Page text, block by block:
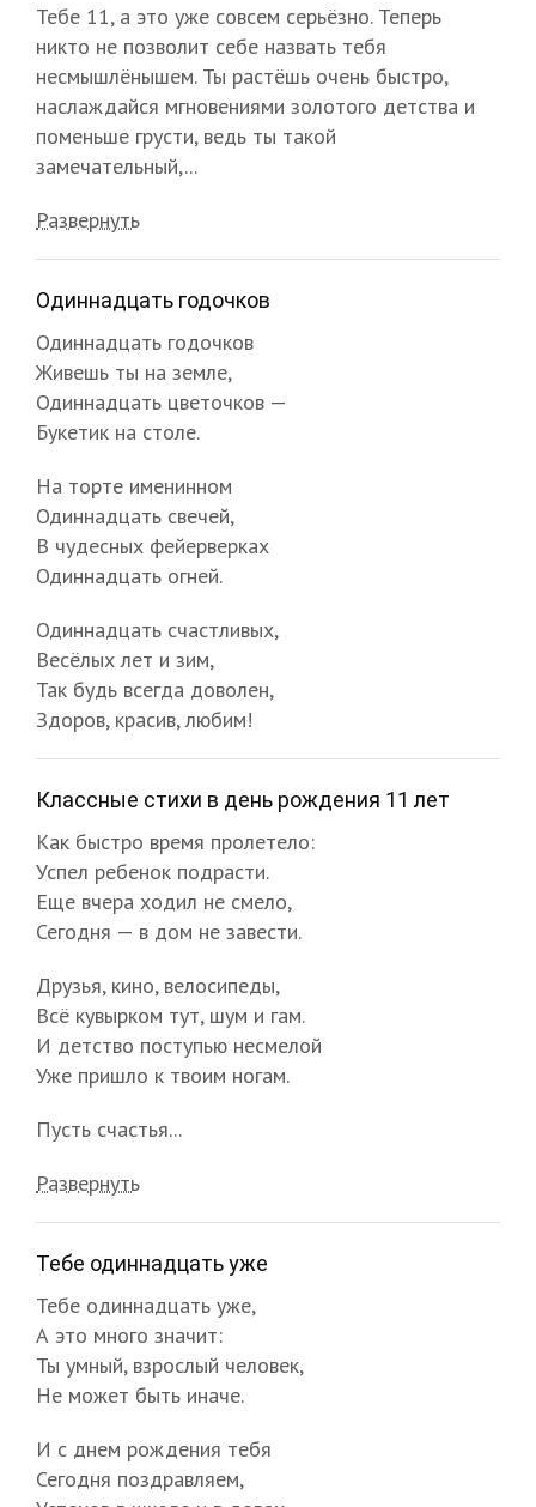
Тебе 11, а это уже совсем серьёзно. Теперь
никто не позволит себе назвать тебя
несмышлёнышем. Ты растёшь очень быстро,
наслаждайся мгновениями золотого детства и
поменьше грусти, ведь ты такой
замечательный,...
Развернуть
Одиннадцать годочков
Одиннадцать годочков
Живешь ты на земле,
Одиннадцать цветочков —
Букетик на столе.
На торте именинном
Одиннадцать свечей,
В чудесных фейерверках
Одиннадцать огней.
Одиннадцать счастливых,
Весёлых лет и зим,
Так будь всегда доволен,
Здоров, красив, любим!
Классные стихи в день рождения 11 лет
Как быстро время пролетело:
Успел ребенок подрасти.
Еще вчера ходил не смело,
Сегодня — в дом не завести.
Друзья, кино, велосипеды,
Всё кувырком тут, шум и гам.
И детство поступью несмелой
Уже пришло к твоим ногам.
Пусть счастья...
Развернуть
Тебе одиннадцать уже
Тебе одиннадцать уже,
А это много значит:
Ты умный, взрослый человек,
Не может быть иначе.
И с днем рождения тебя
Сегодня поздравляем,